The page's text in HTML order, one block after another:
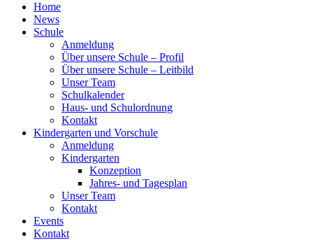
Home
News
Schule
Anmeldung
Über unsere Schule – Profil
Über unsere Schule – Leitbild
Unser Team
Schulkalender
Haus- und Schulordnung
Kontakt
Kindergarten und Vorschule
Anmeldung
Kindergarten
Konzeption
Jahres- und Tagesplan
Unser Team
Kontakt
Events
Kontakt